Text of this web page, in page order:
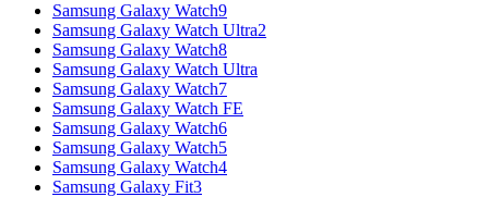
Samsung Galaxy Watch9
Samsung Galaxy Watch Ultra2
Samsung Galaxy Watch8
Samsung Galaxy Watch Ultra
Samsung Galaxy Watch7
Samsung Galaxy Watch FE
Samsung Galaxy Watch6
Samsung Galaxy Watch5
Samsung Galaxy Watch4
Samsung Galaxy Fit3